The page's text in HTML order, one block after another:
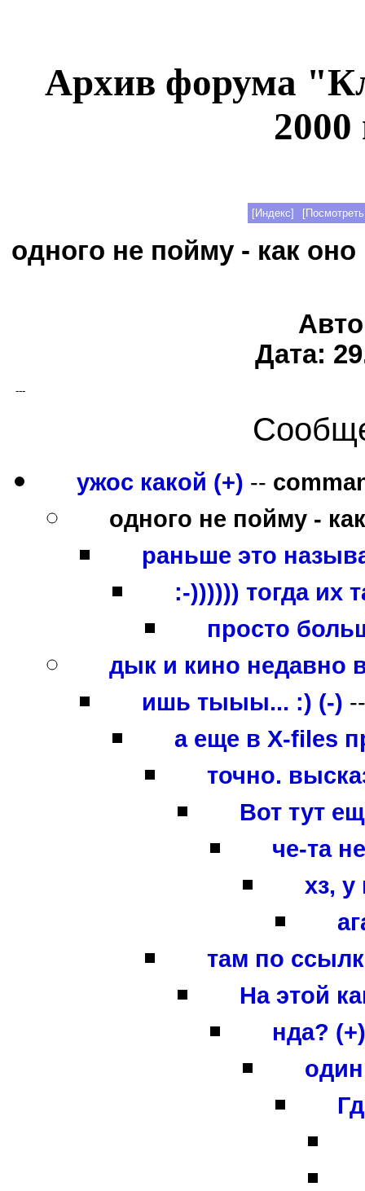
Архив форума
2000
[Индекс]
одного не пойму - как
Дата:
---
ужос какой (+) --
одного не пойму -
раньше это
:-)))))) тогда их
просто
дык и кино недавно
ишь тыыы... :) (-)
а еще в X-files
точно.
Вот тут
че-та
хз,
там по
На этой
нда? (+)